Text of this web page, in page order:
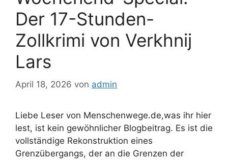
Der 17-Stunden-
Zollkrimi von Verkhnij
Lars
April 18, 2026 von admin
Liebe Leser von Menschenwege.de,was ihr hier
lest, ist kein gewöhnlicher Blogbeitrag. Es ist die
vollständige Rekonstruktion eines
Grenzübergangs, der an die Grenzen der